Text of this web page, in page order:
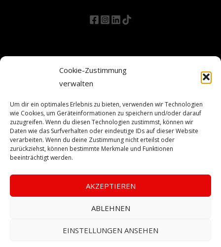
Cookie-Zustimmung
verwalten
Um dir ein optimales Erlebnis zu bieten, verwenden wir Technologien
wie Cookies, um Geräteinformationen zu speichern und/oder darauf
zuzugreifen. Wenn du diesen Technologien zustimmst, können wir
Daten wie das Surfverhalten oder eindeutige IDs auf dieser Website
verarbeiten. Wenn du deine Zustimmung nicht erteilst oder
zurückziehst, können bestimmte Merkmale und Funktionen
beeinträchtigt werden.
AKZEPTIEREN
ABLEHNEN
EINSTELLUNGEN ANSEHEN
Copyright © 2026 SafeGuard Bewachung